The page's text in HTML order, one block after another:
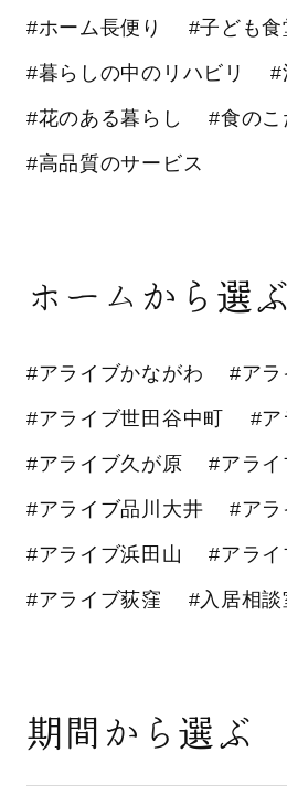
#ホーム長便り #子ども食
#暮らしの中のリハビリ #
#花のある暮らし #食のこ
#高品質のサービス
ホームから選ぶ
#アライブかながわ #アラ
#アライブ世田谷中町 #ア
#アライブ久が原 #アライ
#アライブ品川大井 #アラ
#アライブ浜田山 #アライ
#アライブ荻窪 #入居相談
期間から選ぶ